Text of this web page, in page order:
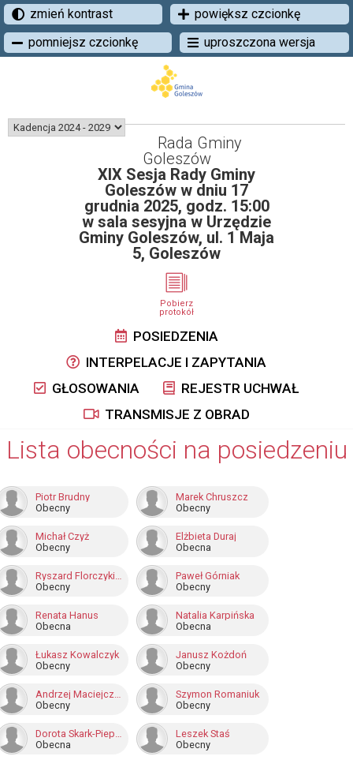
zmień kontrast
powiększ czcionkę
pomniejsz czcionkę
uproszczona wersja
Rada Gminy
Goleszów
XIX Sesja Rady Gminy
Goleszów w dniu 17
grudnia 2025, godz. 15:00
w sala sesyjna w Urzędzie
Gminy Goleszów, ul. 1 Maja
5, Goleszów
Pobierz
protokół
POSIEDZENIA
INTERPELACJE I ZAPYTANIA
GŁOSOWANIA
REJESTR UCHWAŁ
TRANSMISJE Z OBRAD
Lista obecności na posiedzeniu
Piotr Brudny
Obecny
Marek Chruszcz
Obecny
Michał Czyż
Obecny
Elżbieta Duraj
Obecna
Ryszard Florczykiewicz
Obecny
Paweł Górniak
Obecny
Renata Hanus
Obecna
Natalia Karpińska
Obecna
Łukasz Kowalczyk
Obecny
Janusz Kożdoń
Obecny
Andrzej Maciejczek
Obecny
Szymon Romaniuk
Obecny
Dorota Skark-Pieprzka
Obecna
Leszek Staś
Obecny